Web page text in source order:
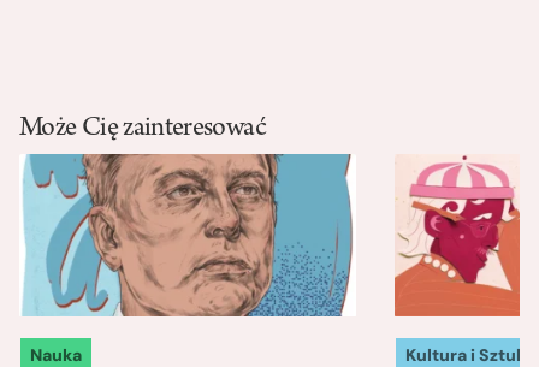
Może Cię zainteresować
Nauka Kultura i Sztuka